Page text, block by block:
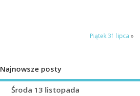
Piątek 31 lipca »
Najnowsze posty
Środa 13 listopada